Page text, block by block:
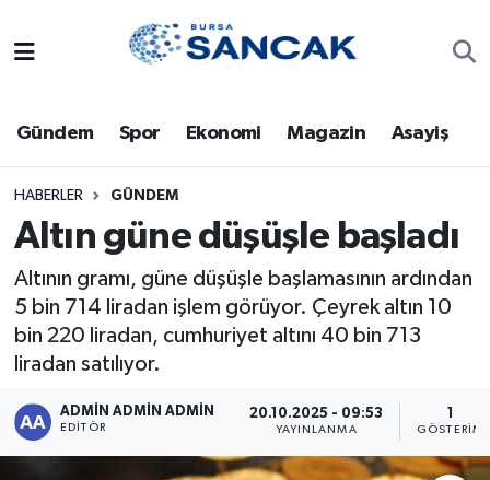
Gündem Spor Ekonomi Magazin Asayiş
HABERLER GÜNDEM
Altın güne düşüşle başladı
Altının gramı, güne düşüşle başlamasının ardından
5 bin 714 liradan işlem görüyor. Çeyrek altın 10
bin 220 liradan, cumhuriyet altını 40 bin 713
liradan satılıyor.
ADMİN ADMİN ADMİN
EDITÖR
20.10.2025 - 09:53
YAYINLANMA GÖSTERIM
Bursa
Dünya
Eğitim
Ekonomi
Genel
Gündem
Trafik Durumu
Süper Lig Puan Durumu ve Fikstür
Tüm Manşetler
Son Dakika Haberleri
Haber Arşivi